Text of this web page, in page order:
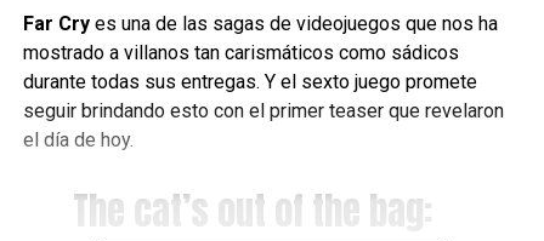
Far Cry es una de las sagas de videojuegos que nos ha
mostrado a villanos tan carismáticos como sádicos
durante todas sus entregas. Y el sexto juego promete
seguir brindando esto con el primer teaser que revelaron
el día de hoy.
The cat’s out of the bag: